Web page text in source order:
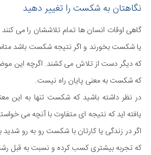
نگاهتان به شکست را تغییر دهید
گاهی اوقات انسان ها تمام تلاششان را می کنند
یا شکست بخورند و اگر نتیجه شکست باشد
که دیگر دست از تلاش می کشند. اگرچه این
که شکست به معنی پایان راه نیست.
در نظر داشته باشید که شکست تنها به این
یافته اید که نتیجه ای متفاوت با آنچه می
اگر در زندگی یا کارتان با شکست رو به رو
که تجربه بیشتری کسب کرده و نسبت به قبل